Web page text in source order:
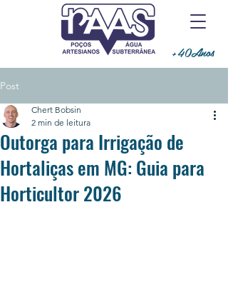
+40Anos
Post
Outorga para Irrigação de
Hortaliças em MG: Guia para
Horticultor 2026
Chert Bobsin
2 min de leitura